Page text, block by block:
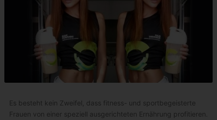
Es besteht kein Zweifel, dass fitness- und sportbegeisterte
Frauen von einer speziell ausgerichteten Ernährung profitieren.